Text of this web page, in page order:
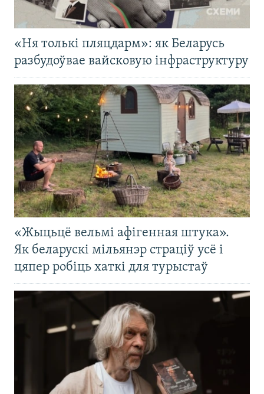
«Ня толькі пляцдарм»: як Беларусь
разбудоўвае вайсковую інфраструктуру
«Жыцьцё вельмі афігенная штука».
Як беларускі мільянэр страціў усё і
цяпер робіць хаткі для турыстаў